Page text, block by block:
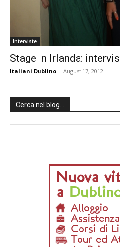
Interviste
Stage in Irlanda:
Italiani Dublino - August 17, 2012
Cerca nel blog…